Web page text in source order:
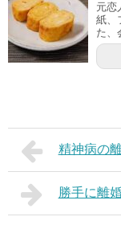
元恋
紙、
た、
精神病の
勝手に離